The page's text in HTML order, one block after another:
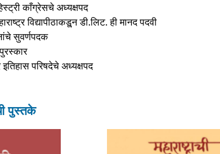
काँग्रेसचे अध्यक्षपद
विद्यापीठाकडू्न डी.लिट. ही मानद पदवी
सुवर्णपदक
इतिहास परिषदेचे अध्यक्षपद
पुस्तके